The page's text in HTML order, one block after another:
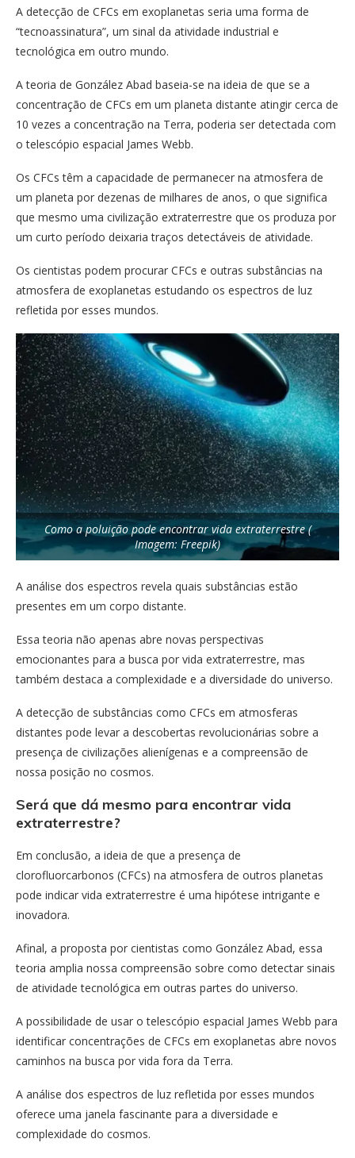
A detecção de CFCs em exoplanetas seria uma forma de
“tecnoassinatura”, um sinal da atividade industrial e
tecnológica em outro mundo.
A teoria de González Abad baseia-se na ideia de que se a
concentração de CFCs em um planeta distante atingir cerca de
10 vezes a concentração na Terra, poderia ser detectada com
o telescópio espacial James Webb.
Os CFCs têm a capacidade de permanecer na atmosfera de
um planeta por dezenas de milhares de anos, o que significa
que mesmo uma civilização extraterrestre que os produza por
um curto período deixaria traços detectáveis de atividade.
Os cientistas podem procurar CFCs e outras substâncias na
atmosfera de exoplanetas estudando os espectros de luz
refletida por esses mundos.
Como a poluição pode encontrar vida extraterrestre (
Imagem: Freepik)
A análise dos espectros revela quais substâncias estão
presentes em um corpo distante.
Essa teoria não apenas abre novas perspectivas
emocionantes para a busca por vida extraterrestre, mas
também destaca a complexidade e a diversidade do universo.
A detecção de substâncias como CFCs em atmosferas
distantes pode levar a descobertas revolucionárias sobre a
presença de civilizações alienígenas e a compreensão de
nossa posição no cosmos.
Será que dá mesmo para encontrar vida
extraterrestre?
Em conclusão, a ideia de que a presença de
clorofluorcarbonos (CFCs) na atmosfera de outros planetas
pode indicar vida extraterrestre é uma hipótese intrigante e
inovadora.
Afinal, a proposta por cientistas como González Abad, essa
teoria amplia nossa compreensão sobre como detectar sinais
de atividade tecnológica em outras partes do universo.
A possibilidade de usar o telescópio espacial James Webb para
identificar concentrações de CFCs em exoplanetas abre novos
caminhos na busca por vida fora da Terra.
A análise dos espectros de luz refletida por esses mundos
oferece uma janela fascinante para a diversidade e
complexidade do cosmos.